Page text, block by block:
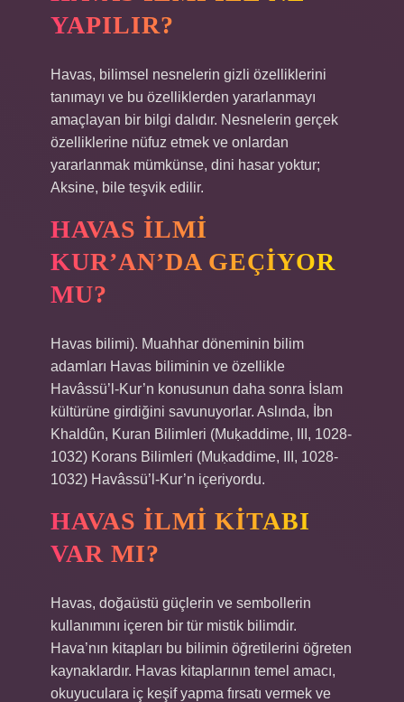
YAPILIR?
Havas, bilimsel nesnelerin gizli özelliklerini
tanımayı ve bu özelliklerden yararlanmayı
amaçlayan bir bilgi dalıdır. Nesnelerin gerçek
özelliklerine nüfuz etmek ve onlardan
yararlanmak mümkünse, dini hasar yoktur;
Aksine, bile teşvik edilir.
HAVAS ILMI
KUR’AN’DA GEÇIYOR
MU?
Havas bilimi). Muahhar döneminin bilim
adamları Havas biliminin ve özellikle
Havâssü’l-Kur’n konusunun daha sonra İslam
kültürüne girdiğini savunuyorlar. Aslında, İbn
Khaldûn, Kuran Bilimleri (Muḳaddime, III, 1028-
1032) Korans Bilimleri (Muḳaddime, III, 1028-
1032) Havâssü’l-Kur’n içeriyordu.
HAVAS ILMI KITABI
VAR MI?
Havas, doğaüstü güçlerin ve sembollerin
kullanımını içeren bir tür mistik bilimdir.
Hava’nın kitapları bu bilimin öğretilerini öğreten
kaynaklardır. Havas kitaplarının temel amacı,
okuyuculara iç keşif yapma fırsatı vermek ve